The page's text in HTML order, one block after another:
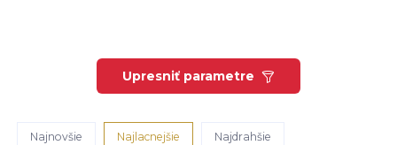
Upresniť parametre
Najnovšie Najlacnejšie Najdrahšie